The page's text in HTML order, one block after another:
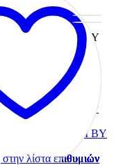
ΚΑΠΑΚΙ BY SOAP
ΚΑΠΑΚΙ BY
λίστα επιθυμιών
λίστα επιθυμιών
λίστα επιθυμιών
λίστα επιθυμιών
λίστα επιθυμιών
λίστα επιθυμιών
λίστα επιθυμιών
λίστα επιθυμιών
λίστα επιθυμιών
λίστα επιθυμιών